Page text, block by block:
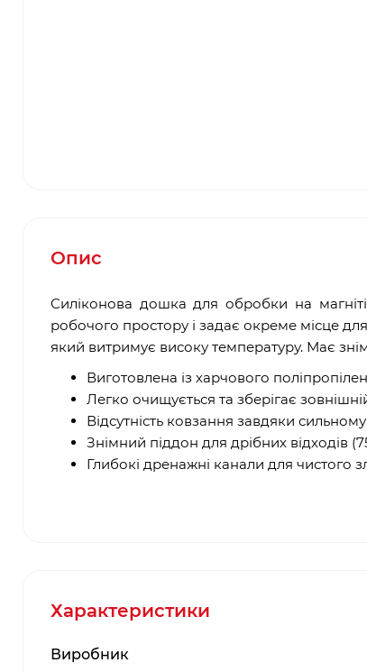
Опис
Силіконова дошка для обробки на
робочого простору і задає окреме місце
який витримує високу температуру. Має
Виготовлена ​​із харчового
Легко очищується та зберігає
Відсутність ковзання завдяки сильному
Знімний піддон для дрібних відходів
Глибокі дренажні канали для чистого
Характеристики
Виробник